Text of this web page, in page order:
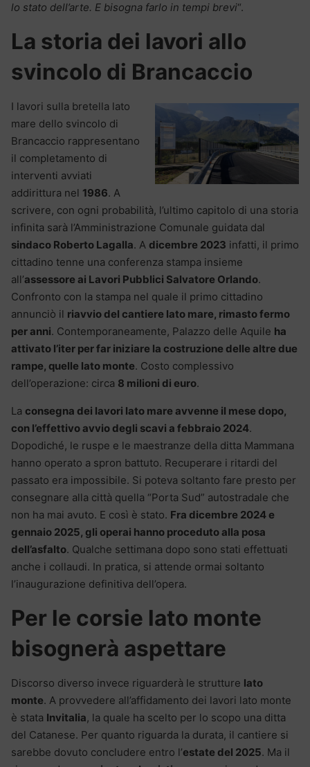
lo stato dell’arte. E bisogna farlo in tempi brevi“.
La storia dei lavori allo
svincolo di Brancaccio
I lavori sulla bretella lato
mare dello svincolo di
Brancaccio rappresentano
il completamento di
interventi avviati
addirittura nel 1986. A
scrivere, con ogni probabilità, l’ultimo capitolo di una storia
infinita sarà l’Amministrazione Comunale guidata dal
sindaco Roberto Lagalla. A dicembre 2023 infatti, il primo
cittadino tenne una conferenza stampa insieme
all’assessore ai Lavori Pubblici Salvatore Orlando.
Confronto con la stampa nel quale il primo cittadino
annunciò il riavvio del cantiere lato mare, rimasto fermo
per anni. Contemporaneamente, Palazzo delle Aquile ha
attivato l’iter per far iniziare la costruzione delle altre due
rampe, quelle lato monte. Costo complessivo
dell’operazione: circa 8 milioni di euro.
La consegna dei lavori lato mare avvenne il mese dopo,
con l’effettivo avvio degli scavi a febbraio 2024.
Dopodiché, le ruspe e le maestranze della ditta Mammana
hanno operato a spron battuto. Recuperare i ritardi del
passato era impossibile. Si poteva soltanto fare presto per
consegnare alla città quella “Porta Sud” autostradale che
non ha mai avuto. E così è stato. Fra dicembre 2024 e
gennaio 2025, gli operai hanno proceduto alla posa
dell’asfalto. Qualche settimana dopo sono stati effettuati
anche i collaudi. In pratica, si attende ormai soltanto
l’inaugurazione definitiva dell’opera.
Per le corsie lato monte
bisognerà aspettare
Discorso diverso invece riguarderà le strutture lato
monte. A provvedere all’affidamento dei lavori lato monte
è stata Invitalia, la quale ha scelto per lo scopo una ditta
del Catanese. Per quanto riguarda la durata, il cantiere si
sarebbe dovuto concludere entro l’estate del 2025. Ma il